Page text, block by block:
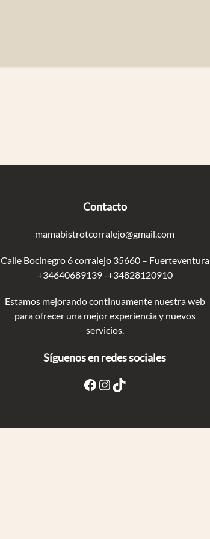
Contacto
mamabistrotcorralejo@gmail.com
Calle Bocinegro 6 corralejo 35660 – Fuerteventura
+34640689139 -+34828120910
Estamos mejorando continuamente nuestra web
para ofrecer una mejor experiencia y nuevos
servicios.
Síguenos en redes sociales
Facebook Instagram TikTok